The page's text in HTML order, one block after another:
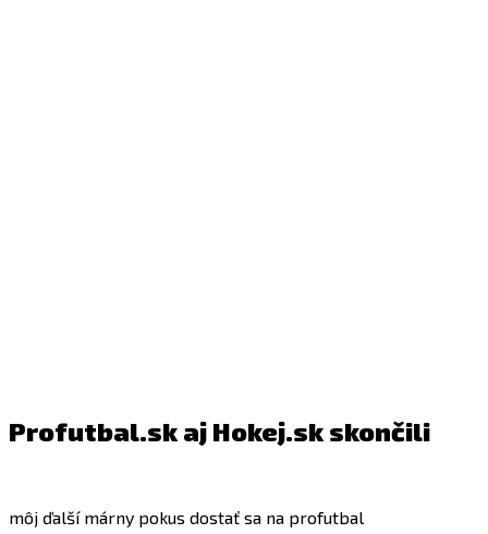
Profutbal.sk aj Hokej.sk skončili
môj ďalší márny pokus dostať sa na profutbal